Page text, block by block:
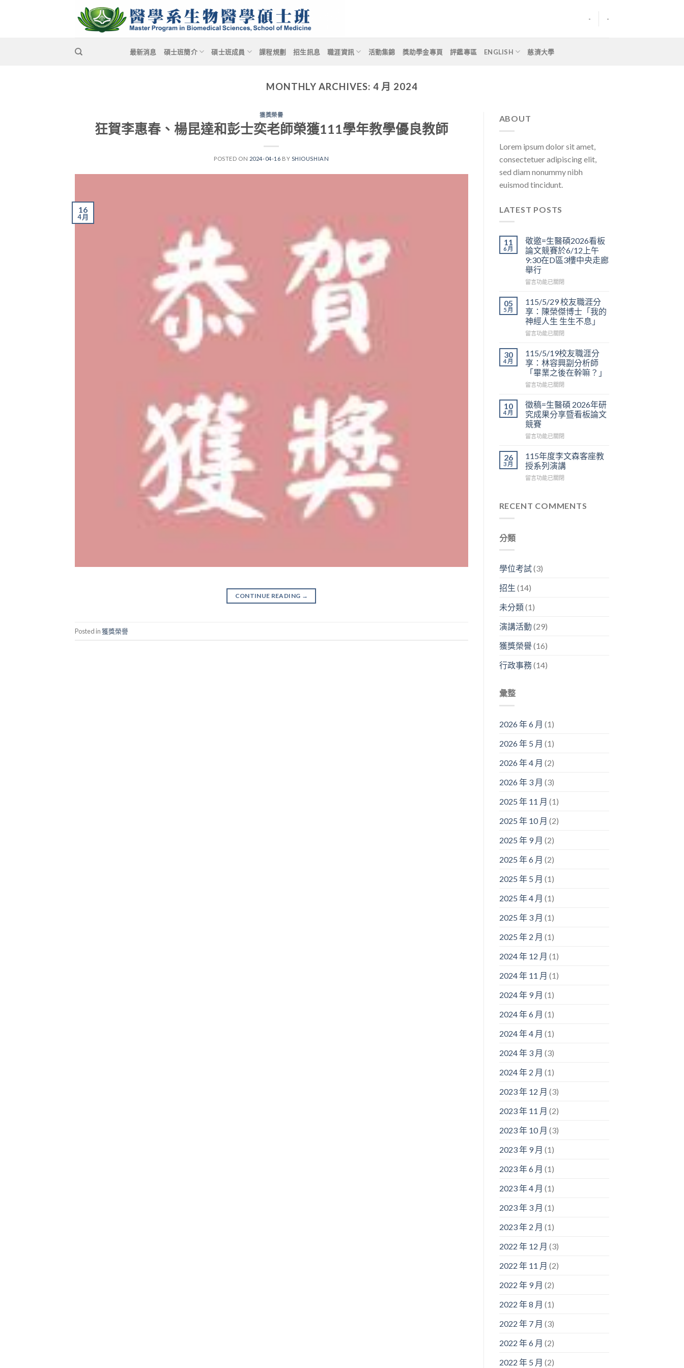
- -
最新消息 碩士班簡介 碩士班成員 課程規劃 招生訊息 職涯資訊 活動集錦 獎助學金專頁 評鑑專區 ENGLISH 慈濟大學
MONTHLY ARCHIVES: 4 月 2024
獲獎榮譽
狂賀李惠春、楊昆達和彭士奕老師榮獲111學年教學優良教師
POSTED ON 2024-04-16 BY SHIOUSHIAN
16
4 月
CONTINUE READING →
Posted in獲獎榮譽
ABOUT
Lorem ipsum dolor sit amet,
consectetuer adipiscing elit,
sed diam nonummy nibh
euismod tincidunt.
LATEST POSTS
11
6 月
敬邀=生醫碩2026看板
論文競賽於6/12上午
9:30在D區3樓中央走廊
舉行
在
邀
=
生
醫
碩
看
板
論
競
於
6/12
上
午
9:30
D
區
3
樓
走
留言功能已關閉
05
5 月
115/5/29 校友職涯分
享：陳榮傑博士「我的
神經人生 生生不息」
在
校
友
職
分
陳
榮
傑
博
士
的
神
經
人
生
留言功能已關閉
30
4 月
115/5/19校友職涯分
享：林容興副分析師
「畢業之後在幹嘛？」
在
校
友
職
涯
分
林
容
興
副
師
嘛？」〉
中
留言功能已關閉
10
4 月
徵稿=生醫碩 2026年研
究成果分享暨看板論文
競賽
在
稿
=
生
醫
年
暨
看
論
競
中
留言功能已關閉
26
3 月
115年度李文森客座教
授系列演講
在
度
授
系
演
中
留言功能已關閉
RECENT COMMENTS
分類
學位考試(3)
招生 (14)
未分類(1)
演講活動 (29)
獲獎榮譽(16)
行政事務(14)
彙整
2026 年 6 月 (1)
2026 年 5 月 (1)
2026 年 4 月 (2)
2026 年 3 月 (3)
2025 年 11 月 (1)
2025 年 10 月 (2)
2025 年 9 月 (2)
2025 年 6 月 (2)
2025 年 5 月 (1)
2025 年 4 月 (1)
2025 年 3 月 (1)
2025 年 2 月 (1)
2024 年 12 月 (1)
2024 年 11 月 (1)
2024 年 9 月 (1)
2024 年 6 月 (1)
2024 年 4 月 (1)
2024 年 3 月 (3)
2024 年 2 月 (1)
2023 年 12 月 (3)
2023 年 11 月 (2)
2023 年 10 月 (3)
2023 年 9 月 (1)
2023 年 6 月 (1)
2023 年 4 月 (1)
2023 年 3 月 (1)
2023 年 2 月 (1)
2022 年 12 月 (3)
2022 年 11 月 (2)
2022 年 9 月 (2)
2022 年 8 月 (1)
2022 年 7 月 (3)
2022 年 6 月 (2)
2022 年 5 月 (2)